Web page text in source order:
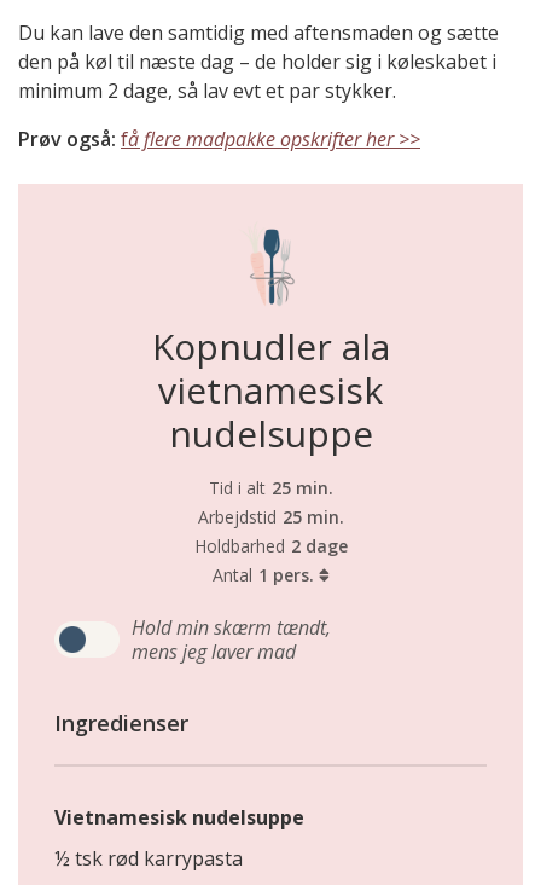
Du kan lave den samtidig med aftensmaden og sætte
den på køl til næste dag – de holder sig i køleskabet i
minimum 2 dage, så lav evt et par stykker.
Prøv også: få flere madpakke opskrifter her >>
Kopnudler ala
vietnamesisk
nudelsuppe
Tid i alt 25 min.
Arbejdstid 25 min.
Holdbarhed 2 dage
Antal 1 pers.
Hold min skærm tændt,
mens jeg laver mad
Ingredienser
Vietnamesisk nudelsuppe
½ tsk rød karrypasta